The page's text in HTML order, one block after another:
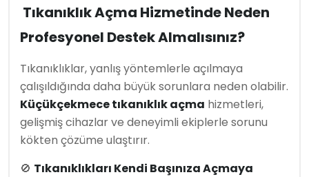
Tıkanıklık Açma Hizmetinde Neden
Profesyonel Destek Almalısınız?
Tıkanıklıklar, yanlış yöntemlerle açılmaya
çalışıldığında daha büyük sorunlara neden olabilir.
Küçükçekmece tıkanıklık açma hizmetleri,
gelişmiş cihazlar ve deneyimli ekiplerle sorunu
kökten çözüme ulaştırır.
🚫 Tıkanıklıkları Kendi Başınıza Açmaya